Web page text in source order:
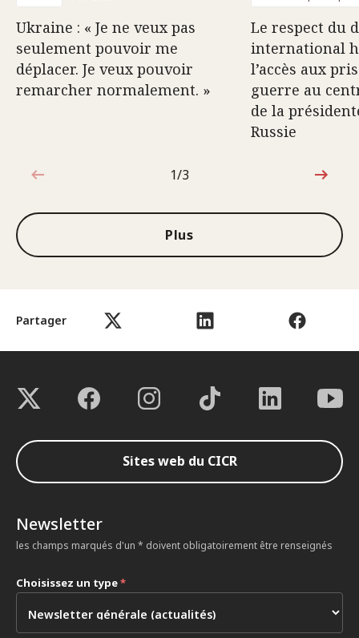
Partager
Ukraine : « Je ne veux pas
seulement pouvoir me
déplacer. Je veux pouvoir
remarcher normalement. »
Le respect du
international
l’accès aux
guerre au
de la
Russie
1sur3
1/3
Plus
Sites web du CICR
Newsletter
les champs marqués d'un * doivent obligatoirement être renseignés
Choisissez un type*